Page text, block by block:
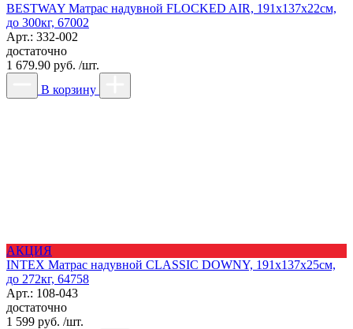
BESTWAY Матрас надувной FLOCKED AIR, 191х137х22см,
до 300кг, 67002
Арт.: 332-002
достаточно
1 679.90 руб. /шт.
В корзину
АКЦИЯ
INTEX Матрас надувной CLASSIC DOWNY, 191x137x25см,
до 272кг, 64758
Арт.: 108-043
достаточно
1 599 руб. /шт.